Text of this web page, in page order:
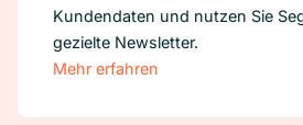
Kundendaten und nutzen Sie
gezielte Newsletter.
Mehr erfahren